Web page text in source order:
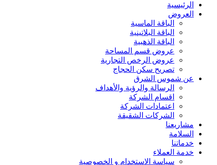
الرئيسية
العروض
الباقة الماسية
الباقة البلاتينية
الباقة الذهبية
عروض قسم المساحة
عروض الرخص التجارية
تصريح سكن الحجاج
عن شموس الشرق
الرسالة والرؤية والأهداف
اقسام الشركة
اعتمادات الشركة
الشركات الشقيقة
مشاريعنا
السلامة
خدماتنا
خدمة العملاء
سياسة الاستخدام و الخصوصية